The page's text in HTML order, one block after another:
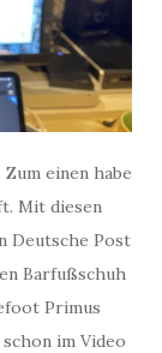
einen habe
Mit diesen
Deutsche Post
Barfußschuh
Primus
im Video